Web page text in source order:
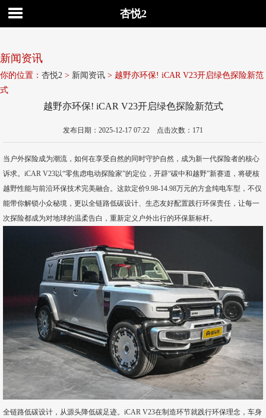
杏悦2
新闻资讯
你的位置： 杏悦2 > 新闻资讯 > 越野亦环保! iCAR V23开启绿色探险新范
式
越野亦环保! iCAR V23开启绿色探险新范式
发布日期：2025-12-17 07:22 点击次数：171
当户外探险成为潮流，如何在享受自然的同时守护自然，成为新一代探险者的核心
诉求。iCAR V23以“零焦虑电动探险家”的定位，开辟“碳中和越野”新赛道，将硬核
越野性能与前沿环保技术完美融合。这款定价9.98-14.98万元的方盒纯电车型，不仅
能带你解锁小众秘境，更以全链路低碳设计、生态友好配置践行环保责任，让每一
次探险都成为对地球的温柔告白，重新定义户外出行的环保新标杆。
全链路低碳设计，从源头降低碳足迹。iCAR V23在制造环节就践行环保理念，车身